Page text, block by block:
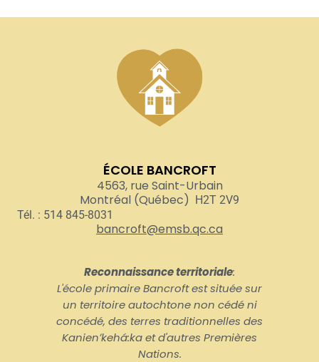
ÉCOLE BANCROFT
4563, rue Saint-Urbain
Montréal (Québec) H2T 2V9
Tél. : 514 845-8031
bancroft@emsb.qc.ca
Reconnaissance territoriale:
L'école primaire Bancroft est située sur
un territoire autochtone non cédé ni
concédé, des terres traditionnelles des
Kanienʼkehá:ka et d'autres Premières
Nations.